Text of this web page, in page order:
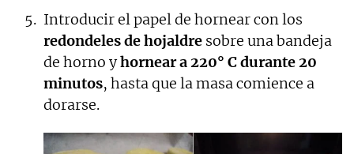
Introducir el papel de hornear con los
redondeles de hojaldre sobre una bandeja
de horno yhornear a 220° C durante 20
minutos, hasta que la masa comience a
dorarse.